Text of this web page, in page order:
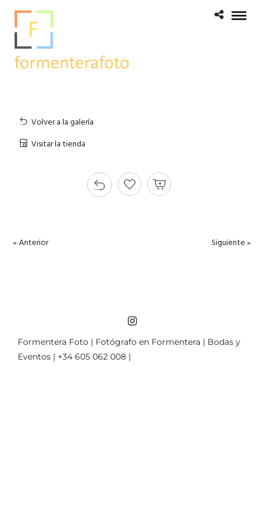
Volver a la galería
Visitar la tienda
« Anterior Siguiente »
Formentera Foto | Fotógrafo en Formentera | Bodas y
Eventos | +34 605 062 008 |